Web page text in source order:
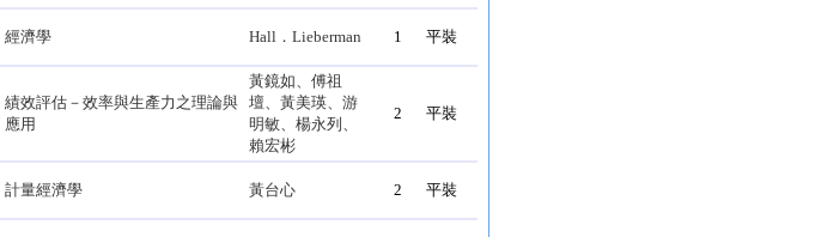
經濟學 Hall．Lieberman 1 平裝
績效評估－效率與生產力之理論與
應用
黃鏡如、傅祖
壇、黃美瑛、游
明敏、楊永列、
賴宏彬
2 平裝
計量經濟學 黃台心 2 平裝